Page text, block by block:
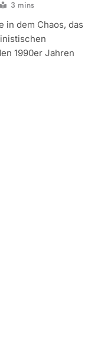
3 mins
in dem Chaos, das
1990er Jahren